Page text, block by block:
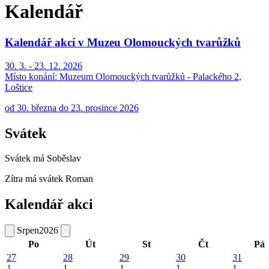
Kalendář
Kalendář akcí v Muzeu Olomouckých tvarůžků
30. 3. - 23. 12. 2026
Místo konání: Muzeum Olomouckých tvarůžků - Palackého 2,
Loštice
od 30. března do 23. prosince 2026
Svátek
Svátek má Soběslav
Zítra má svátek Roman
Kalendář akci
Srpen2026
Po
Út St Čt
Pá
27
28
29
30
31